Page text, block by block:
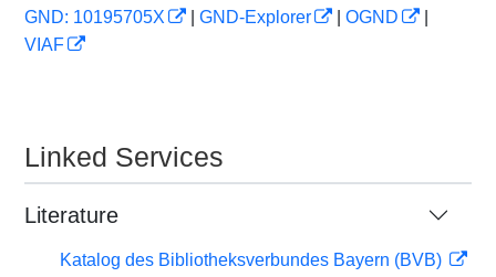
GND: 10195705X
GND-Explorer OGND
VIAF
Linked Services
Literature
Katalog des Bibliotheksverbundes Bayern (BVB)